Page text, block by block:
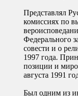
Представлял
комиссиях по
Федерального
совести и о
1997 года.
позиции и
августа 1991
Был одним из